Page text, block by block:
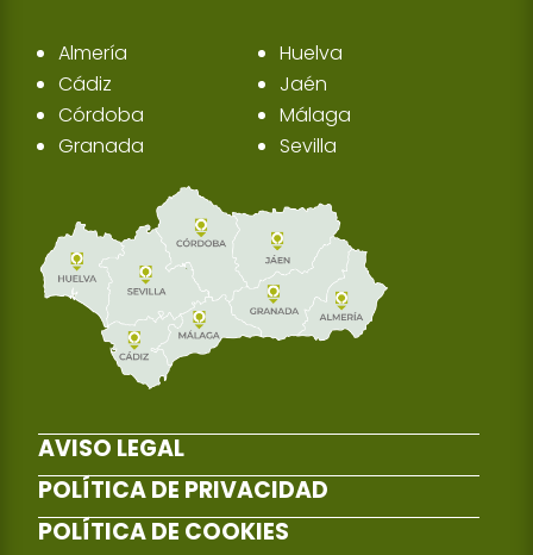
Almería
Cádiz
Córdoba
Granada
Huelva
Jaén
Málaga
Sevilla
AVISO LEGAL
POLÍTICA DE PRIVACIDAD
POLÍTICA DE COOKIES